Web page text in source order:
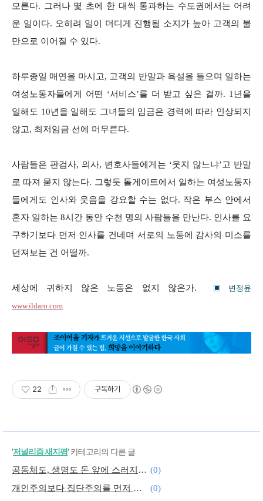
모른다. 그러나 몇 초에 한 대씩 통과하는 수도권에서는 어려
운 일이다. 오히려 일이 더디게 진행될 소지가 높아 고객의 불
만으로 이어질 수 있다.
하루종일 매연을 마시고, 고객의 반말과 욕설을 들으며 일하는
여성노동자들에게 어떤 ‘서비스’를 더 받고 싶은 걸까. 1년을
일해도 10년을 일해도 그녀들의 임금은 경력에 따라 인상되지
않고, 최저임금 선에 머무른다.
사람들은 판검사, 의사, 변호사들에게는 ‘웃지 않느냐’고 반말
로 따져 묻지 않는다. 그렇듯 톨게이트에서 일하는 여성노동자
들에게도 인사와 웃음을 강요할 수는 없다. 작은 부스 안에서
혼자 일하는 8시간 동안 수천 명의 사람들을 만난다. 인사를 요
구하기보다 먼저 인사를 건네며 서로의 노동에 감사의 미소를
던져보는 건 어떨까.
세상에 귀하지 않은 노동은 없지 않은가.
▣ 변정윤
www.ildaro.com
22 구독하기
'저널리즘 새지평' 카테고리의 다른 글
공동체도, 생명도 돈 앞에 스러지는 나라 (0)
개인주의보다 집단주의를 먼저 배우는 북한 아이들
(0)